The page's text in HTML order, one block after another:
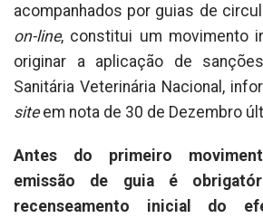
acompanhados por guias de
on-line, constitui um movimento
originar a aplicação de
Sanitária Veterinária Nacional,
siteem nota de 30 de Dezembro
Antes do primeiro
emissão de guia é
recenseamento inicial do